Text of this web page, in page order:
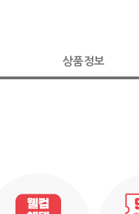
상품정보